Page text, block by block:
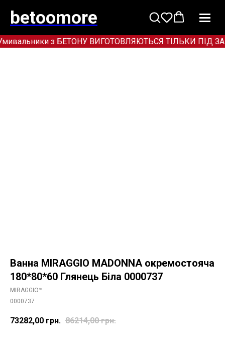
betoomore
з БЕТОНУ ВИГОТОВЛЯЮТЬСЯ ТІЛЬКИ ПІД
Ванна MIRAGGIO MADONNA окремостояча
180*80*60 Глянець Біла 0000737
MIRAGGIO™
0000737
73282,00 грн. 86214,00 грн.